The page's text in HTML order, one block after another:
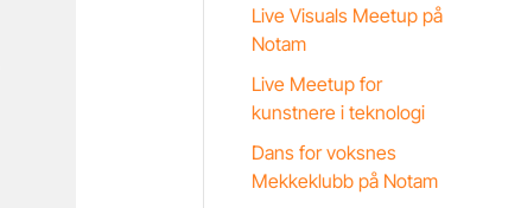
Live Visuals Meetup på
Notam
Live Meetup for
kunstnere i teknologi
Dans for voksnes
Mekkeklubb på Notam